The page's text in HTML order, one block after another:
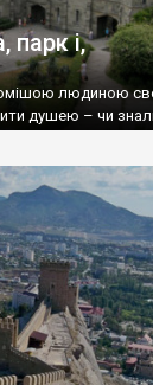
парк і,
людиною
душею – чи